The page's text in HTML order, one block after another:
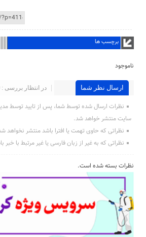
برچسب ها
ناموجود
ارسال نظر شما در انتظار بررسی : 0
نظرات ارسال شده توسط شما، پس از تایید توسط
سایت منتشر خواهد شد.
نظراتی که حاوی تهمت یا افترا باشد منتشر نخواهد
نظراتی که به غیر از زبان فارسی یا غیر مرتبط با
نظرات بسته شده است.